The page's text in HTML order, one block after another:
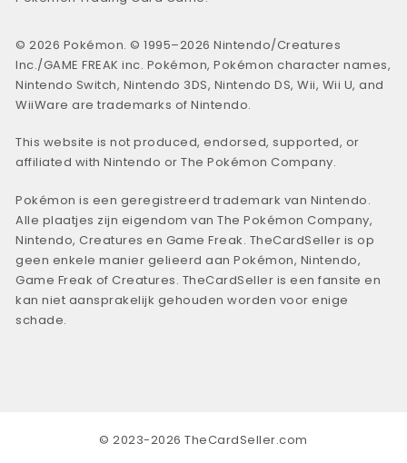
© 2026 Pokémon. © 1995–2026 Nintendo/Creatures
Inc./GAME FREAK inc. Pokémon, Pokémon character names,
Nintendo Switch, Nintendo 3DS, Nintendo DS, Wii, Wii U, and
WiiWare are trademarks of Nintendo.
This website is not produced, endorsed, supported, or
affiliated with Nintendo or The Pokémon Company.
Pokémon is een geregistreerd trademark van Nintendo.
Alle plaatjes zijn eigendom van The Pokémon Company,
Nintendo, Creatures en Game Freak. TheCardSeller is op
geen enkele manier gelieerd aan Pokémon, Nintendo,
Game Freak of Creatures. TheCardSeller is een fansite en
kan niet aansprakelijk gehouden worden voor enige
schade.
© 2023-2026 TheCardSeller.com